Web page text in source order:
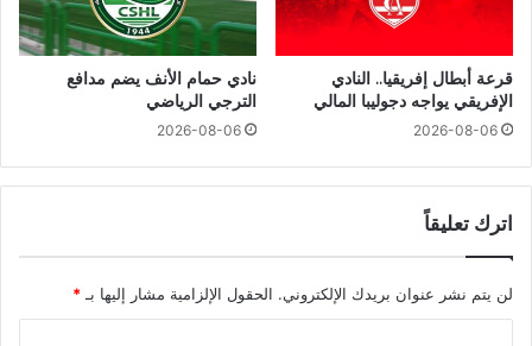
قرعة أبطال إفريقيا.. النادي
الإفريقي يواجه دجوليبا المالي
2026-08-06
نادي حمام الأنف يضم مدافع
الترجي الرياضي
2026-08-06
اترك تعليقاً
لن يتم نشر عنوان بريدك الإلكتروني. الحقول الإلزامية مشار إليها بـ *